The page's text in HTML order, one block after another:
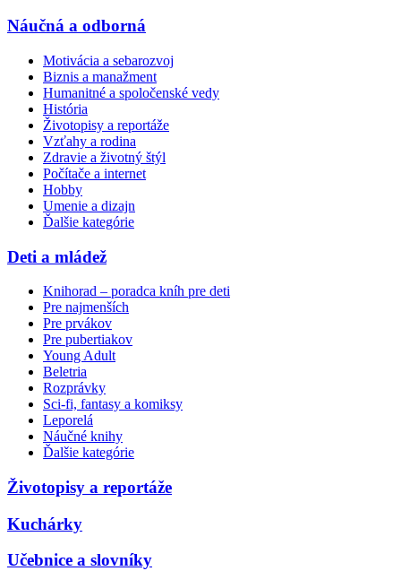
Náučná a odborná
Motivácia a sebarozvoj
Biznis a manažment
Humanitné a spoločenské vedy
História
Životopisy a reportáže
Vzťahy a rodina
Zdravie a životný štýl
Počítače a internet
Hobby
Umenie a dizajn
Ďalšie kategórie
Deti a mládež
Knihorad – poradca kníh pre deti
Pre najmenších
Pre prvákov
Pre pubertiakov
Young Adult
Beletria
Rozprávky
Sci-fi, fantasy a komiksy
Leporelá
Náučné knihy
Ďalšie kategórie
Životopisy a reportáže
Kuchárky
Učebnice a slovníky